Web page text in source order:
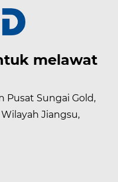
melawat
Pusat Sungai Gold,
Jiangsu,